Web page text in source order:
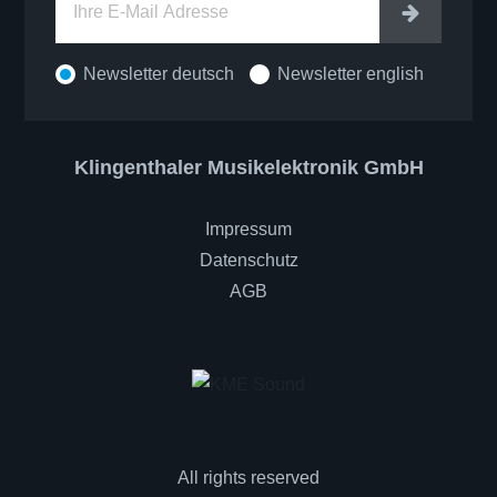
Newsletter deutsch Newsletter english
Klingenthaler Musikelektronik GmbH
Impressum
Datenschutz
AGB
All rights reserved